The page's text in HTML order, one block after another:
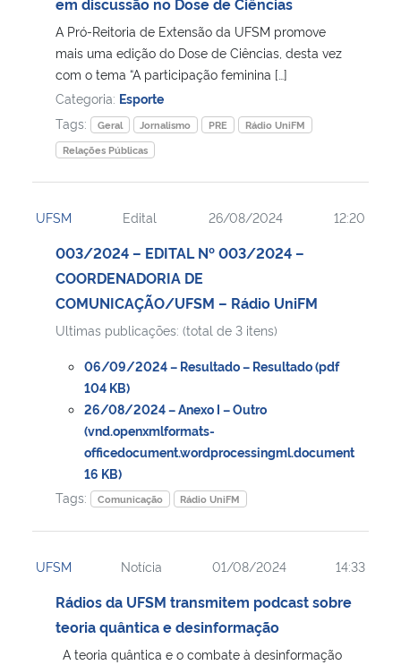
A Pró-Reitoria de Extensão da UFSM promove
mais uma edição do Dose de Ciências, desta vez
com o tema “A participação feminina […]
Categoria: Esporte
Tags:
Geral Jornalismo PRE
Rádio UniFM
Relações Públicas
UFSM Edital 26/08/2024 12:20
003/2024 – EDITAL Nº 003/2024 –
COORDENADORIA DE
COMUNICAÇÃO/UFSM – Rádio UniFM
Ultimas publicações: (total de 3 itens)
06/09/2024 – Resultado – Resultado (pdf
104 KB)
26/08/2024 – Anexo I – Outro
(vnd.openxmlformats-
officedocument.wordprocessingml.document
16 KB)
Tags:
Comunicação Rádio UniFM
UFSM Notícia 01/08/2024 14:33
Rádios da UFSM transmitem podcast sobre
teoria quântica e desinformação
A teoria quântica e o combate à desinformação